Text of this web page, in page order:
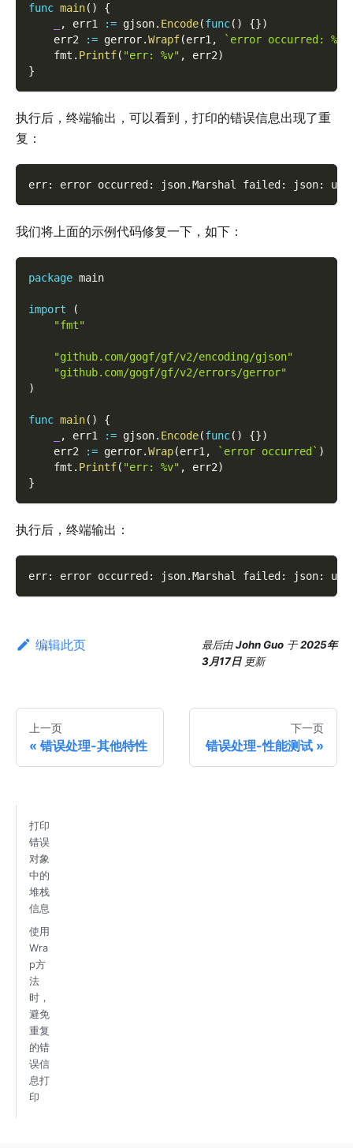
func main( )
{
, err1 := gjson. Encode(func( ) {})
    err2
:= gerror.Wrapf(err1 , `error occurred: %v`
    fmt
. Printf( "err: %v" , err2)
}
执行后，终端输出，可以看到，打印的错误信息出现了重
复：
err: error occurred: json.Marshal failed: json:
我们将上面的示例代码修复一下，如下：
package main
import
(
"fmt"
"github.com/gogf/gf/v2/encoding/gjson"
"github.com/gogf/gf/v2/errors/gerror"
)
func main( )
{
, err1 := gjson. Encode(func( ) {})
    err2
:= gerror.Wrap(err1 , `error occurred` )
    fmt
. Printf( "err: %v" , err2)
}
执行后，终端输出：
err: error occurred: json.Marshal failed: json:
编辑此页 最后由John Guo 于2025年
3月17日 更新
上一页
错误处理-其他特性
下一页
错误处理-性能测试
打印
错误
对象
中的
堆栈
信息
使用
Wra
p方
法
时，
避免
重复
的错
误信
息打
印